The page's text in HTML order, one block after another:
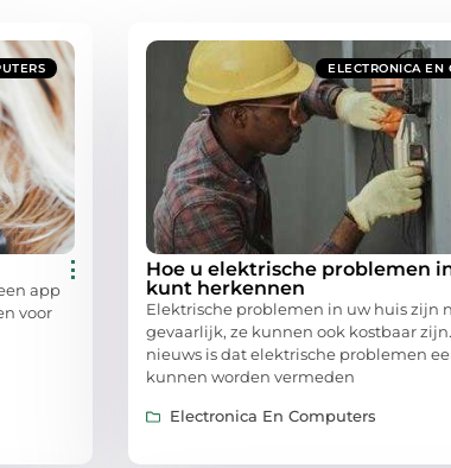
app
voor
ELECTRONICA EN
Hoe u elektrische problemen
kunt herkennen
Elektrische problemen in uw huis zijn
gevaarlijk, ze kunnen ook kostbaar
nieuws is dat elektrische problemen
kunnen worden vermeden
Electronica En Computers